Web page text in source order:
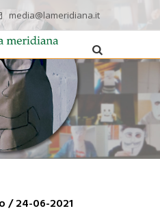
media@lameridiana.it
/ 24-06-2021